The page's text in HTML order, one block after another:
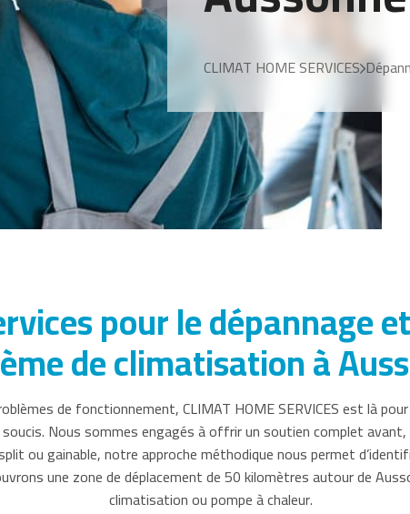
CLIMAT HOME SERVICES
pour le dépannage
de climatisation à
de fonctionnement, CLIMAT HOME SERVICES est là
Nous sommes engagés à offrir un soutien complet avant,
ou gainable, notre approche méthodique nous permet
une zone de déplacement de 50 kilomètres autour de
climatisation ou pompe à chaleur.